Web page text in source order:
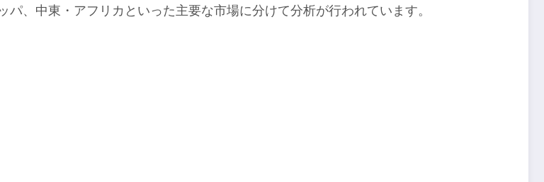
、中東・アフリカといった主要な市場に分けて分析が行われています。